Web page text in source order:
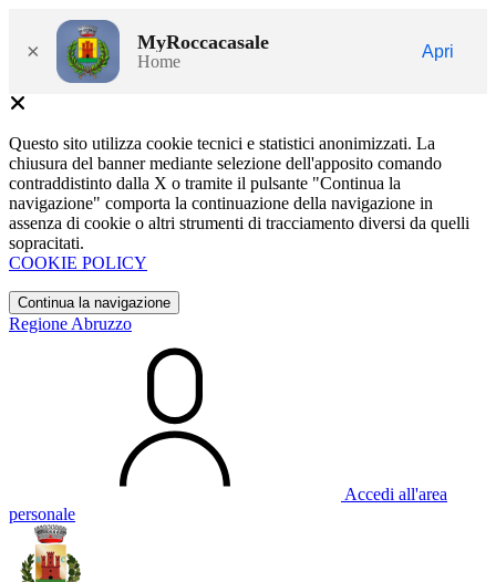
× MyRoccacasale
Home
Apri
Questo sito utilizza cookie tecnici e statistici anonimizzati. La
chiusura del banner mediante selezione dell'apposito comando
contraddistinto dalla X o tramite il pulsante "Continua la
navigazione" comporta la continuazione della navigazione in
assenza di cookie o altri strumenti di tracciamento diversi da quelli
sopracitati.
COOKIE POLICY
Continua la navigazione
Regione Abruzzo
Accedi all'area
personale